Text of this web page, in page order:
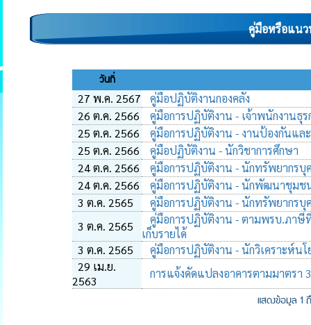
คู่มือหรือแนว
วันที่
27 พ.ค. 2567
คู่มือปฏิบัติงานกองคลัง
26 ต.ค. 2566
คู่มือการปฏิบัติงาน - เจ้าพนักงานธุร
25 ต.ค. 2566
คู่มือการปฏิบัติงาน - งานป้องกันแล
25 ต.ค. 2566
คู่มือปฏิบัติงาน - นักวิชาการศึกษา
24 ต.ค. 2566
คู่มือการปฏิบัติงาน - นักทรัพยากรบุ
24 ต.ค. 2566
คู่มือการปฏิบัติงาน - นักพัฒนาชุมช
3 ต.ค. 2565
คู่มือการปฏิบัติงาน - นักทรัพยากรบุ
3 ต.ค. 2565
คู่มือการปฏิบัติงาน - ตามพรบ.ภาษี
เก็บรายได้
3 ต.ค. 2565
คู่มือการปฏิบัติงาน - นักวิเคราะห์น
29 เม.ย.
2563
การแจ้งดัดแปลงอาคารตามมาตรา
แสดงข้อมูล